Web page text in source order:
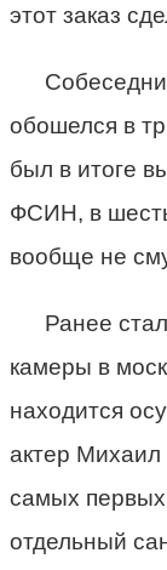
этот заказ
обошелся в
был в итоге
ФСИН, в
вообще не
Ранее
камеры в
находится
актер
самых
отдельный